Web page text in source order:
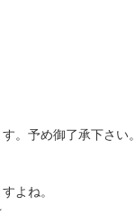
。予め御了承下さい。
よね。